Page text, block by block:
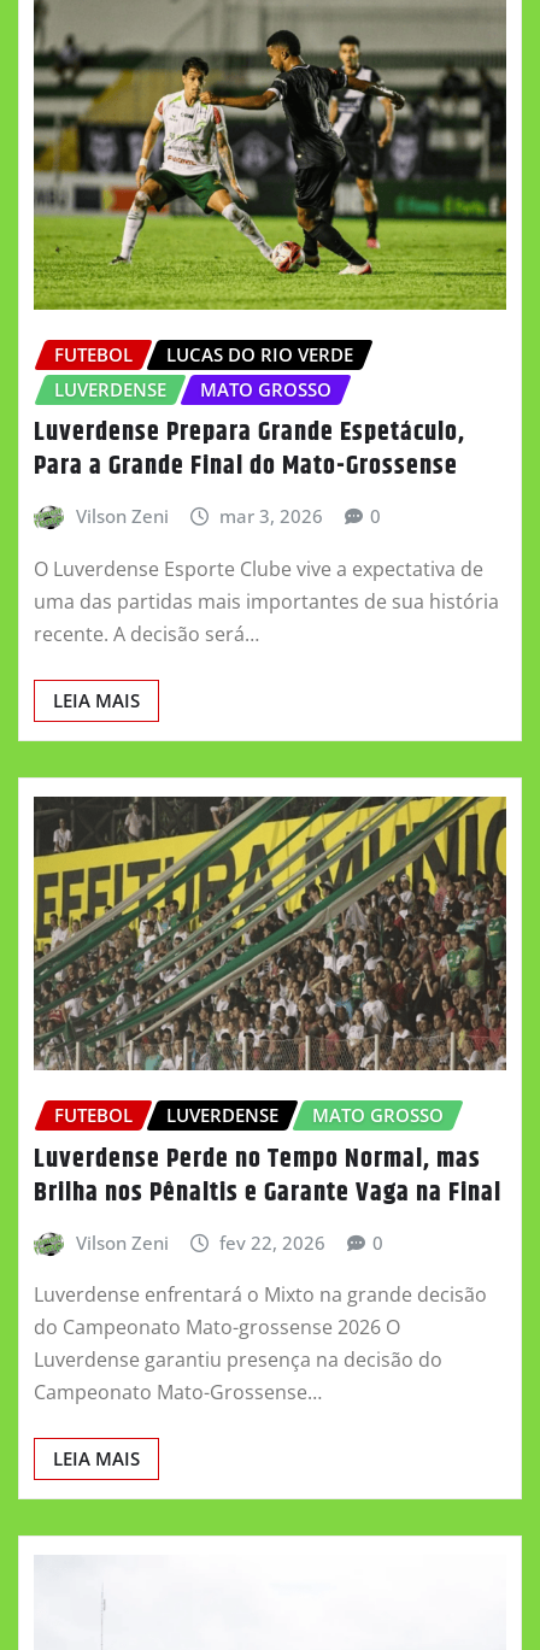
FUTEBOL
LUCAS DO RIO VERDE
LUVERDENSE
MATO GROSSO
Luverdense Prepara Grande Espetáculo,
Para a Grande Final do Mato-Grossense
Vilson Zeni mar 3, 2026 0
O Luverdense Esporte Clube vive a expectativa de
uma das partidas mais importantes de sua história
recente. A decisão será…
LEIA MAIS
FUTEBOL LUVERDENSE MATO GROSSO
Luverdense Perde no Tempo Normal, mas
Brilha nos Pênaltis e Garante Vaga na Final
Vilson Zeni fev 22, 2026 0
Luverdense enfrentará o Mixto na grande decisão
do Campeonato Mato-grossense 2026 O
Luverdense garantiu presença na decisão do
Campeonato Mato-Grossense…
LEIA MAIS